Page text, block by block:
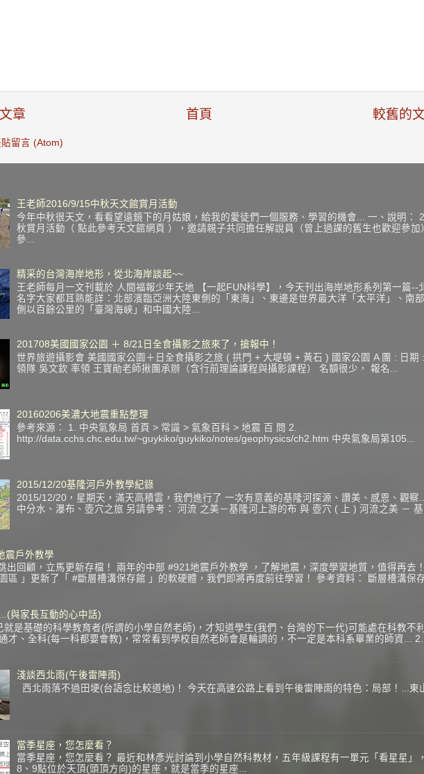
章 較舊的
首頁
貼留言 (Atom)
王老師2016/9/15中秋天文館賞月活動
今年中秋很天文，看看望遠鏡下的月姑娘，給我的愛徒們一個服務、學習的機會... 一、說明：
秋賞月活動（ 點此參考天文館網頁 ），邀請親子共同擔任解說員（曾上過課的舊生也歡迎參
參...
精采的台灣海岸地形，從北海岸談起~~
王老師每月一文刊載於 人間福報少年天地 【一起FUN科學】，今天刊出海岸地形系列第一篇
名字大家都耳熟能詳：北部濱臨亞洲大陸東側的「東海」、東邊是世界最大洋「太平洋」、南
側以百餘公里的「臺灣海峽」和中國大陸...
201708美國國家公園 ＋ 8/21日全食攝影之旅來了，搶報中！
世界旅遊攝影會 美國國家公園＋日全食攝影之旅 ( 拱門 + 大堤頓 + 黃石 ) 國家公園 A 團 : 日
領隊 吳文欽 率領 王寶勛老師揪團承辦（含行前理論課程與攝影課程） 名額很少， 報名...
20160206美濃大地震重點整理
參考來源： 1. 中央氣象局 首頁 > 常識 > 氣象百科 > 地震 百 問 2.
http://data.cchs.chc.edu.tw/~guykiko/guykiko/notes/geophysics/ch2.htm 中央氣象局第105...
2015/12/20基隆河戶外教學紀錄
2015/12/20，星期天，滿天高積雲，我們進行了 一次有意義的基隆河探源、讚美、感恩、觀
中分水、瀑布、壺穴之旅 另請參考： 河流 之美－基隆河上游的布 與 壺穴 ( 上 ) 河流之美 －
震戶外教學
出回顧，立馬更新存檔！ 兩年的中部 #921地震戶外教學 ，了解地震，深度學習地質，值得再去
區 」更新了「 #斷層槽溝保存館 」的軟硬體，我們即將再度前往學習！ 參考資料： 斷層槽溝保
與家長互動的心中話)
就是基礎的科學教育者(所謂的小學自然老師)，才知道學生(我們、台灣的下一代)可能處在科教不
才、全科(每一科都要會教)，常常看到學校自然老師會是輪調的，不一定是本科系畢業的師資...
淺談西北雨(午後雷陣雨)
西北雨落不過田埂(台語念比較道地)！ 今天在高速公路上看到午後雷陣雨的特色：局部！...東
當季星座，您怎麼看？
當季星座，您怎麼看？ 最近和林彥光討論到小學自然科教材，五年級課程有一單元「看星星」
8、9點位於天頂(頭頂方向)的星座，就是當季的星座...